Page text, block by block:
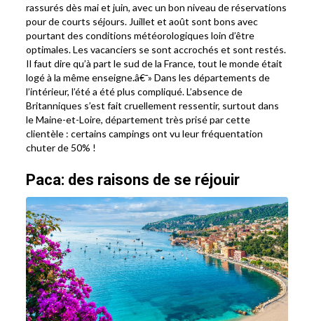
rassurés dès mai et juin, avec un bon niveau de réservations
pour de courts séjours. Juillet et août sont bons avec
pourtant des conditions météorologiques loin d’être
optimales. Les vacanciers se sont accrochés et sont restés.
Il faut dire qu’à part le sud de la France, tout le monde était
logé à la même enseigne.â€¯» Dans les départements de
l’intérieur, l’été a été plus compliqué. L’absence de
Britanniques s’est fait cruellement ressentir, surtout dans
le Maine-et-Loire, département très prisé par cette
clientèle : certains campings ont vu leur fréquentation
chuter de 50% !
Paca: des raisons de se réjouir